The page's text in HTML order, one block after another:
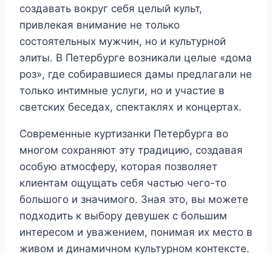
создавать вокруг себя целый культ,
привлекая внимание не только
состоятельных мужчин, но и культурной
элиты. В Петербурге возникали целые «дома
роз», где собиравшиеся дамы предлагали не
только интимные услуги, но и участие в
светских беседах, спектаклях и концертах.
Современные куртизанки Петербурга во
многом сохраняют эту традицию, создавая
особую атмосферу, которая позволяет
клиентам ощущать себя частью чего-то
большого и значимого. Зная это, вы можете
подходить к выбору девушек с большим
интересом и уважением, понимая их место в
живом и динамичном культурном контексте.